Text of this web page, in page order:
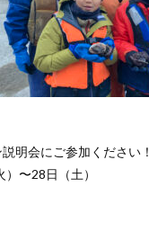
明会にご参加ください！
〜28日（土）